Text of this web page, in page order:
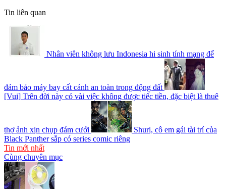
Tin liên quan
Nhân viên không lưu Indonesia hi sinh tính mạng để
đảm bảo máy bay cất cánh an toàn trong động đất
[Vui] Trên đời này có vài việc không được tiếc tiền, đặc biệt là thuê
thợ ảnh xịn chụp đám cưới
Shuri, cô em gái tài trí của
Black Panther sắp có series comic riêng
Tin mới nhất
Cùng chuyên mục